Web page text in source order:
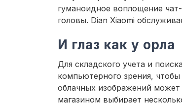
гуманоидное воплощение
головы. Dian Xiaomi
И глаз как у орла
Для складского учета и
компьютерного зрения,
облачных изображений
магазином выбирает